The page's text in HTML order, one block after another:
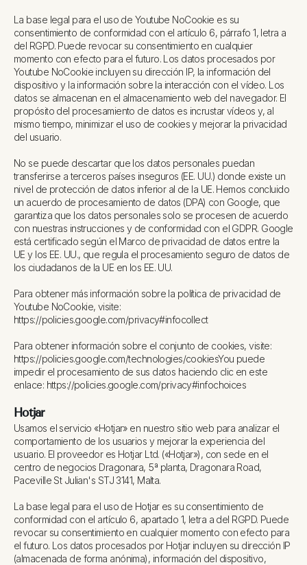
La base legal para el uso de Youtube NoCookie es su
consentimiento de conformidad con el artículo 6, párrafo 1, letra a
del RGPD. Puede revocar su consentimiento en cualquier
momento con efecto para el futuro. Los datos procesados por
Youtube NoCookie incluyen su dirección IP, la información del
dispositivo y la información sobre la interacción con el vídeo. Los
datos se almacenan en el almacenamiento web del navegador. El
propósito del procesamiento de datos es incrustar vídeos y, al
mismo tiempo, minimizar el uso de cookies y mejorar la privacidad
del usuario.
No se puede descartar que los datos personales puedan
transferirse a terceros países inseguros (EE. UU.) donde existe un
nivel de protección de datos inferior al de la UE. Hemos concluido
un acuerdo de procesamiento de datos (DPA) con Google, que
garantiza que los datos personales solo se procesen de acuerdo
con nuestras instrucciones y de conformidad con el GDPR. Google
está certificado según el Marco de privacidad de datos entre la
UE y los EE. UU., que regula el procesamiento seguro de datos de
los ciudadanos de la UE en los EE. UU.
Para obtener más información sobre la política de privacidad de
Youtube NoCookie, visite:
https://policies.google.com/privacy#infocollect
Para obtener información sobre el conjunto de cookies, visite:
https://policies.google.com/technologies/cookiesYou puede
impedir el procesamiento de sus datos haciendo clic en este
enlace: https://policies.google.com/privacy#infochoices
Hotjar
Usamos el servicio «Hotjar» en nuestro sitio web para analizar el
comportamiento de los usuarios y mejorar la experiencia del
usuario. El proveedor es Hotjar Ltd. («Hotjar»), con sede en el
centro de negocios Dragonara, 5ª planta, Dragonara Road,
Paceville St Julian's STJ 3141, Malta.
La base legal para el uso de Hotjar es su consentimiento de
conformidad con el artículo 6, apartado 1, letra a del RGPD. Puede
revocar su consentimiento en cualquier momento con efecto para
el futuro. Los datos procesados por Hotjar incluyen su dirección IP
(almacenada de forma anónima), información del dispositivo,